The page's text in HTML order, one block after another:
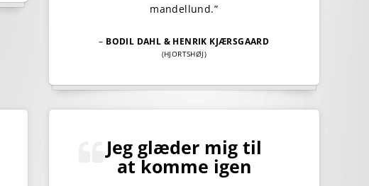
mandellund.”
– BODIL DAHL & HENRIK KJÆRSGAARD
(HJORTSHØJ)
Jeg glæder mig til
at komme igen